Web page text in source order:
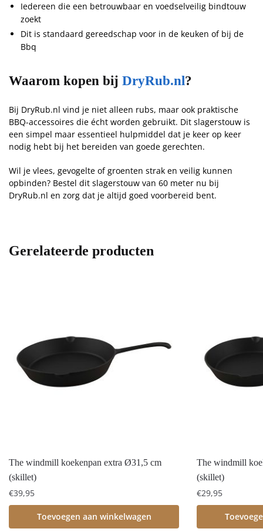
Iedereen die een betrouwbaar en voedselveilig bindtouw
zoekt
Dit is standaard gereedschap voor in de keuken of bij de
Bbq
Waarom kopen bij DryRub.nl?
Bij DryRub.nl vind je niet alleen rubs, maar ook praktische
BBQ-accessoires die écht worden gebruikt. Dit slagerstouw is
een simpel maar essentieel hulpmiddel dat je keer op keer
nodig hebt bij het bereiden van goede gerechten.
Wil je vlees, gevogelte of groenten strak en veilig kunnen
opbinden? Bestel dit slagerstouw van 60 meter nu bij
DryRub.nl en zorg dat je altijd goed voorbereid bent.
Gerelateerde producten
The windmill koekenpan extra Ø31,5 cm
(skillet)
€39,95
Toevoegen aan winkelwagen
The windmill
(skillet)
€29,95